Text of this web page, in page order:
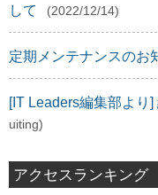
して
(2022/12/14)
定期メンテナンスのお
[IT Leaders編集部より
uiting)
アクセスランキング